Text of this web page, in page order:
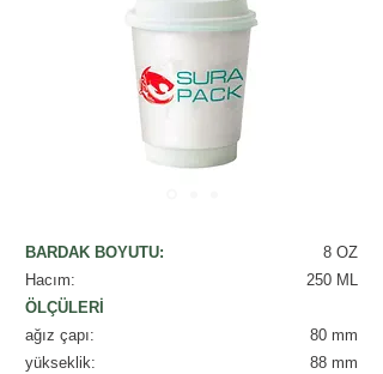
BARDAK BOYUTU:
Hacım:
ÖLÇÜLERİ
ağız çapı:
yükseklik:
8 OZ
250 ML
80 mm
88 mm